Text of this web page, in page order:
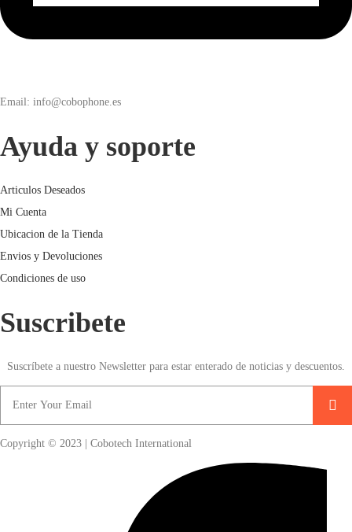
Email: info@cobophone.es
Ayuda y soporte
Articulos Deseados
Mi Cuenta
Ubicacion de la Tienda
Envios y Devoluciones
Condiciones de uso
Suscribete
Suscríbete a nuestro Newsletter para estar enterado de noticias y descuentos.
Copyright © 2023 | Cobotech International